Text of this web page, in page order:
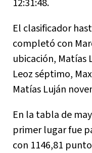
12:31:48.
El clasificador
completó con
ubicación, Matías
Leoz séptimo,
Matías Luján
En la tabla de
primer lugar fue
con 1146,81